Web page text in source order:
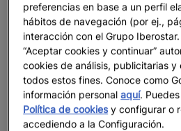
Ver 31 fotos y vídeos
preferencias en base a un perfil
hábitos de navegación (por ej.,
interacción con el Grupo
“Aceptar cookies y continuar”
cookies de análisis, publicitarias y
todos estos fines. Conoce como
información personalaquí.
Política de cookiesy configurar o
accediendo a la Configuración.